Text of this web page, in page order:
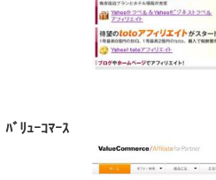
ﾊﾞﾘｭｰｺﾏｰｽ